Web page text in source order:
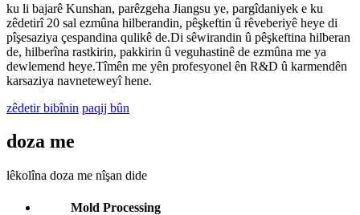
ku li bajarê Kunshan, parêzgeha Jiangsu ye, pargîdaniyek e ku
zêdetirî 20 sal ezmûna hilberandin, pêşkeftin û rêveberiyê heye di
pîşesaziya çespandina qulikê de.Di sêwirandin û pêşkeftina hilberan
de, hilberîna rastkirin, pakkirin û veguhastinê de ezmûna me ya
dewlemend heye.Tîmên me yên profesyonel ên R&D û karmendên
karsaziya navneteweyî hene.
zêdetir bibînin paqij bûn
doza me
lêkolîna doza me nîşan dide
Mold Processing